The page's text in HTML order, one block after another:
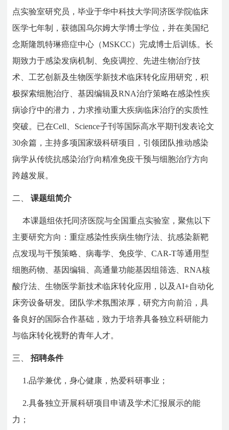
点实验室研究员，毕业于华中科技大学同济医学院临床
医学七年制，获德国乌尔姆大学博士学位，并在美国纪
念斯隆凯特琳癌症中心（MSKCC）完成博士后训练。长
期致力于感染发病机制、免疫调控、先进生物治疗技
术、工艺创新及生物医学新技术临床转化应用研究，积
极探索细胞治疗、基因编辑及RNA治疗策略在感染性疾
病诊疗中的潜力，力求推动重大疾病临床治疗的实质性
突破。已在Cell、Science子刊等国际高水平期刊发表论文
30余篇，主持多项国家级科研项目，引领团队推动感染
病学从传统抗感染治疗向精准免疫干预与细胞治疗方向
跨越发展。
二、课题组简介
本课题组依托同济医院与全国重点实验室，聚焦以下
主要研究方向：重症感染性疾病生物疗法、抗感染新靶
点发现与干预策略、病毒学、免疫学、CAR-T等通用型
细胞药物、基因编辑、高通量功能基因组筛选、RNA核
酸疗法、生物医学新技术临床转化应用，以及AI+自动化
床旁设备研发。团队学术氛围浓厚，研究方向前沿，具
备良好的国际合作基础，致力于培养具备独立科研能力
与临床转化视野的青年人才。
三、招聘条件
1.品学兼优，身心健康，热爱科研事业；
2.具备独立开展科研项目申请及学术汇报展示的能
力；